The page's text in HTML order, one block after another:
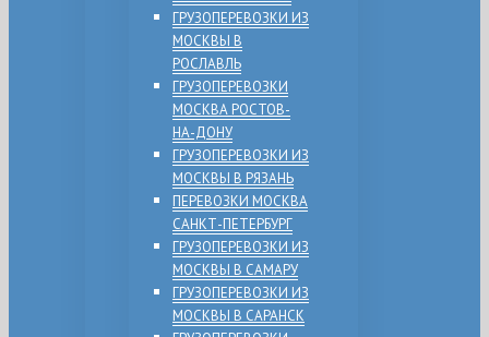
ГРУЗОПЕРЕВОЗКИ ИЗ
МОСКВЫ В
РОСЛАВЛЬ
ГРУЗОПЕРЕВОЗКИ
МОСКВА РОСТОВ-
НА-ДОНУ
ГРУЗОПЕРЕВОЗКИ ИЗ
МОСКВЫ В РЯЗАНЬ
ПЕРЕВОЗКИ МОСКВА
САНКТ-ПЕТЕРБУРГ
ГРУЗОПЕРЕВОЗКИ ИЗ
МОСКВЫ В САМАРУ
ГРУЗОПЕРЕВОЗКИ ИЗ
МОСКВЫ В САРАНСК